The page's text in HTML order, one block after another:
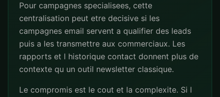
Pour campagnes specialisees, cette
centralisation peut etre decisive si les
campagnes email servent a qualifier des leads
puis a les transmettre aux commerciaux. Les
rapports et l historique contact donnent plus de
contexte qu un outil newsletter classique.
Le compromis est le cout et la complexite. Si l